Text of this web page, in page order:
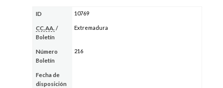
ID 10769
CC.AA. /
Boletín
Extremadura
Número
Boletín
216
Fecha de
disposición